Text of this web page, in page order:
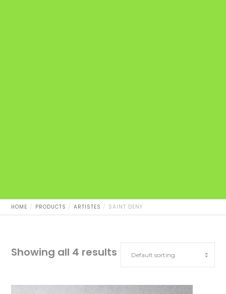
HOME PRODUCTS ARTISTES SAINT DENY
Showing all 4 results